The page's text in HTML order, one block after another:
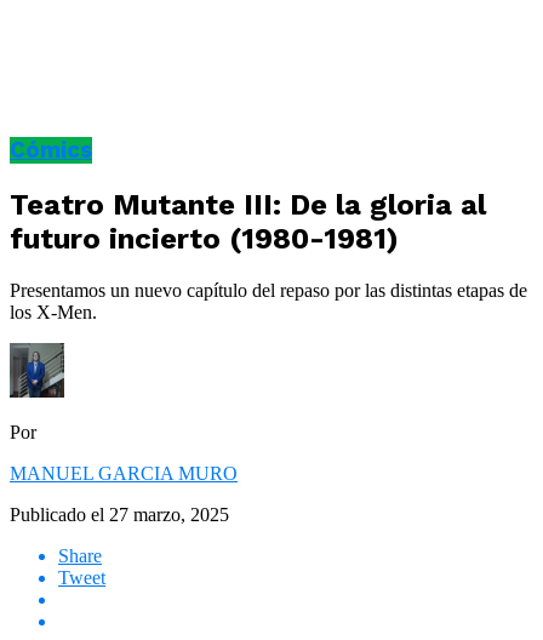
Cómics
Teatro Mutante III: De la gloria al
futuro incierto (1980-1981)
Presentamos un nuevo capítulo del repaso por las distintas etapas de
los X-Men.
Por
MANUEL GARCIA MURO
Publicado el 27 marzo, 2025
Share
Tweet